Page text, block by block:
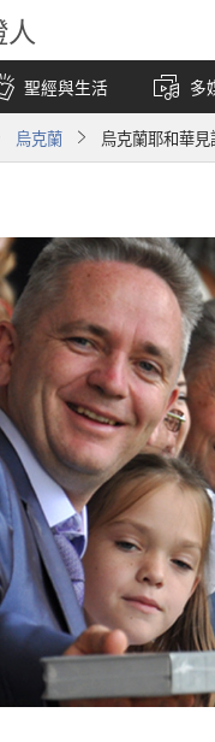
聖經與生活 多
烏克蘭 烏克蘭耶和華